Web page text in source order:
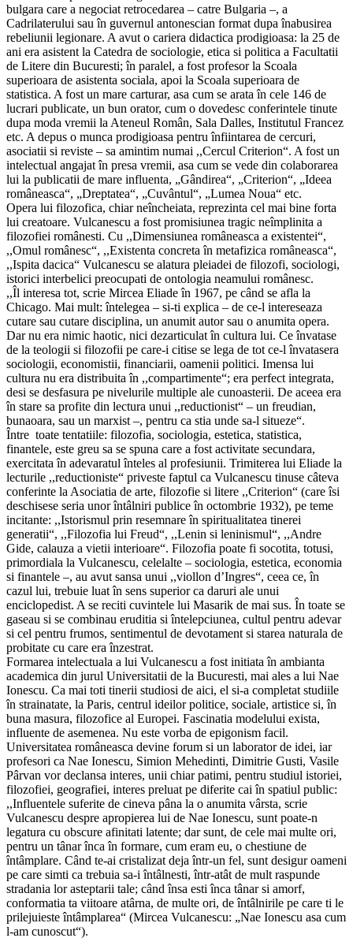
bulgara care a negociat retrocedarea – catre Bulgaria –, a
Cadrilaterului sau în guvernul antonescian format dupa înabusirea
rebeliunii legionare. A avut o cariera didactica prodigioasa: la 25 de
ani era asistent la Catedra de sociologie, etica si politica a Facultatii
de Litere din Bucuresti; în paralel, a fost profesor la Scoala
superioara de asistenta sociala, apoi la Scoala superioara de
statistica. A fost un mare carturar, asa cum se arata în cele 146 de
lucrari publicate, un bun orator, cum o dovedesc conferintele tinute
dupa moda vremii la Ateneul Român, Sala Dalles, Institutul Francez
etc. A depus o munca prodigioasa pentru înfiintarea de cercuri,
asociatii si reviste – sa amintim numai ,,Cercul Criterion“. A fost un
intelectual angajat în presa vremii, asa cum se vede din colaborarea
lui la publicatii de mare influenta, „Gândirea“, „Criterion“, „Ideea
româneasca“, „Dreptatea“, „Cuvântul“, „Lumea Noua“ etc.
Opera lui filozofica, chiar neîncheiata, reprezinta cel mai bine forta
lui creatoare. Vulcanescu a fost promisiunea tragic neîmplinita a
filozofiei românesti. Cu ,,Dimensiunea româneasca a existentei“,
,,Omul românesc“, ,,Existenta concreta în metafizica româneasca“,
,,Ispita dacica“ Vulcanescu se alatura pleiadei de filozofi, sociologi,
istorici interbelici preocupati de ontologia neamului românesc.
,,Îl interesa tot, scrie Mircea Eliade în 1967, pe când se afla la
Chicago. Mai mult: întelegea – si-ti explica – de ce-l intereseaza
cutare sau cutare disciplina, un anumit autor sau o anumita opera.
Dar nu era nimic haotic, nici dezarticulat în cultura lui. Ce învatase
de la teologii si filozofii pe care-i citise se lega de tot ce-l învatasera
sociologii, economistii, financiarii, oamenii politici. Imensa lui
cultura nu era distribuita în ,,compartimente“; era perfect integrata,
desi se desfasura pe nivelurile multiple ale cunoasterii. De aceea era
în stare sa profite din lectura unui ,,reductionist“ – un freudian,
bunaoara, sau un marxist –, pentru ca stia unde sa-l situeze“.
Între toate tentatiile: filozofia, sociologia, estetica, statistica,
finantele, este greu sa se spuna care a fost activitate secundara,
exercitata în adevaratul înteles al profesiunii. Trimiterea lui Eliade la
lecturile ,,reductioniste“ priveste faptul ca Vulcanescu tinuse câteva
conferinte la Asociatia de arte, filozofie si litere ,,Criterion“ (care îsi
deschisese seria unor întâlniri publice în octombrie 1932), pe teme
incitante: ,,Istorismul prin resemnare în spiritualitatea tinerei
generatii“, ,,Filozofia lui Freud“, ,,Lenin si leninismul“, ,,Andre
Gide, calauza a vietii interioare“. Filozofia poate fi socotita, totusi,
primordiala la Vulcanescu, celelalte – sociologia, estetica, economia
si finantele –, au avut sansa unui ,,viollon d’Ingres“, ceea ce, în
cazul lui, trebuie luat în sens superior ca daruri ale unui
enciclopedist. A se reciti cuvintele lui Masarik de mai sus. În toate se
gaseau si se combinau eruditia si întelepciunea, cultul pentru adevar
si cel pentru frumos, sentimentul de devotament si starea naturala de
probitate cu care era înzestrat.
Formarea intelectuala a lui Vulcanescu a fost initiata în ambianta
academica din jurul Universitatii de la Bucuresti, mai ales a lui Nae
Ionescu. Ca mai toti tinerii studiosi de aici, el si-a completat studiile
în strainatate, la Paris, centrul ideilor politice, sociale, artistice si, în
buna masura, filozofice al Europei. Fascinatia modelului exista,
influente de asemenea. Nu este vorba de epigonism facil.
Universitatea româneasca devine forum si un laborator de idei, iar
profesori ca Nae Ionescu, Simion Mehedinti, Dimitrie Gusti, Vasile
Pârvan vor declansa interes, unii chiar patimi, pentru studiul istoriei,
filozofiei, geografiei, interes preluat pe diferite cai în spatiul public:
,,Influentele suferite de cineva pâna la o anumita vârsta, scrie
Vulcanescu despre apropierea lui de Nae Ionescu, sunt poate-n
legatura cu obscure afinitati latente; dar sunt, de cele mai multe ori,
pentru un tânar înca în formare, cum eram eu, o chestiune de
întâmplare. Când te-ai cristalizat deja într-un fel, sunt desigur oameni
pe care simti ca trebuia sa-i întâlnesti, într-atât de mult raspunde
stradania lor asteptarii tale; când însa esti înca tânar si amorf,
conformatia ta viitoare atârna, de multe ori, de întâlnirile pe care ti le
prilejuieste întâmplarea“ (Mircea Vulcanescu: „Nae Ionescu asa cum
l-am cunoscut“).